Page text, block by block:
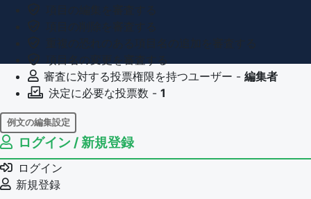
審査に対する投票権限を持つユーザー - 編集者
決定に必要な投票数 - 1
例文の編集設定
例文の編集権限を持つユーザー -
例文の削除を審査する
審査に対する投票権限を持つユーザー -
決定に必要な投票数 -
ログイン / 新規登録
ログイン
新規登録